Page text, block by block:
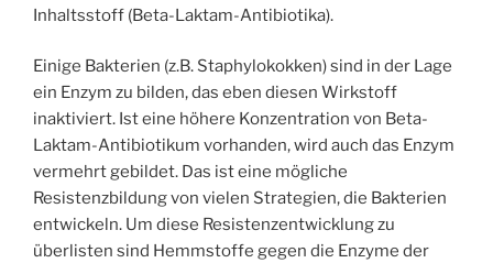
Inhaltsstoff (Beta-Laktam-Antibiotika).
Einige Bakterien (z.B. Staphylokokken) sind in der Lage
ein Enzym zu bilden, das eben diesen Wirkstoff
inaktiviert. Ist eine höhere Konzentration von Beta-
Laktam-Antibiotikum vorhanden, wird auch das Enzym
vermehrt gebildet. Das ist eine mögliche
Resistenzbildung von vielen Strategien, die Bakterien
entwickeln. Um diese Resistenzentwicklung zu
überlisten sind Hemmstoffe gegen die Enzyme der